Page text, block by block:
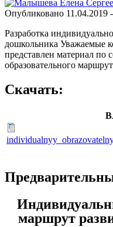
Опубликовано 11.04.2019
Разработка
дошкольника Уважаемые
представлен материал по
образовательного
Скачать:
маршрут